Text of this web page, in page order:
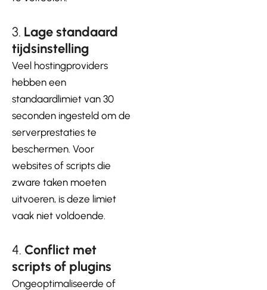
3. Lage standaard
tijdsinstelling
Veel hostingproviders
hebben een
standaardlimiet van 30
seconden ingesteld om de
serverprestaties te
beschermen. Voor
websites of scripts die
zware taken moeten
uitvoeren, is deze limiet
vaak niet voldoende.
4. Conflict met
scripts of plugins
Ongeoptimaliseerde of